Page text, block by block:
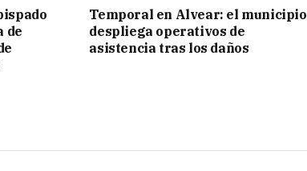
de
Temporal en Alvear: el municipio
despliega operativos de
asistencia tras los daños